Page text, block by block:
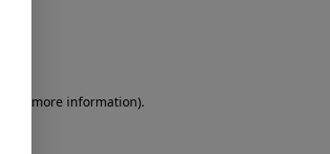
for more information).